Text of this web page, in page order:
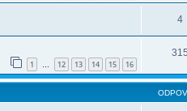
4
1 … 12 13 14 15 16
315